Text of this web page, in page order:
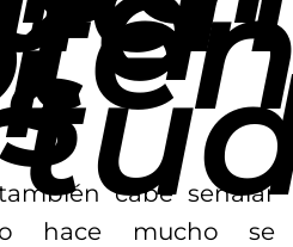
cabe señalar
hace mucho se